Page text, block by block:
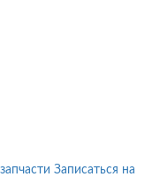
Записаться на